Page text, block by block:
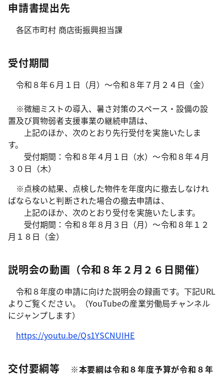
申請書提出先
各区市町村 商店街振興担当課
受付期間
令和８年６月１日（月）～令和８年７月２４日（金）
※微細ミストの導入、暑さ対策のスペース・設備の設
置及び買物弱者支援事業の継続申請は、
上記のほか、次のとおり先行受付を実施いたしま
す。
受付期間：令和８年４月１日（水）～令和８年４月
３０日（木）
※点検の結果、点検した物件を年度内に撤去しなけれ
ばならないと判断された場合の撤去申請は、
上記のほか、次のとおり受付を実施いたします。
受付期間：令和８年８月３日（月）～令和８年１２
月１８日（金）
説明会の動画（令和８年２月２６日開催）
令和８年度の申請に向けた説明会の録画です。下記URL
よりご覧ください。（YouTubeの産業労働局チャンネル
にジャンプします）
https://youtu.be/Qs1YSCNUIHE
交付要綱等
※本要綱は令和８年度予算が令和８年